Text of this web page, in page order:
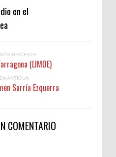
en el
RECIENTE
(LIMDE)
ANTIGUA
Sarría Ezquerra
COMENTARIO